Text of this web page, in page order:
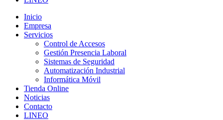
Inicio
Empresa
Servicios
Control de Accesos
Gestión Presencia Laboral
Sistemas de Seguridad
Automatización Industrial
Informática Móvil
Tienda Online
Noticias
Contacto
LINEO